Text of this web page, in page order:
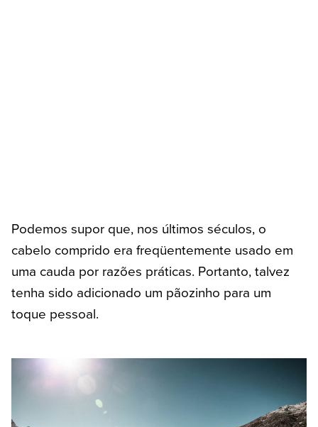
Podemos supor que, nos últimos séculos, o
cabelo comprido era freqüentemente usado em
uma cauda por razões práticas. Portanto, talvez
tenha sido adicionado um pãozinho para um
toque pessoal.